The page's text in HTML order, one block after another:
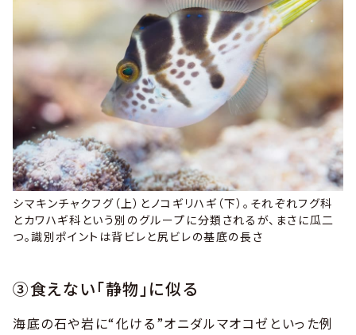
シマキンチャクフグ（上）とノコギリハギ（下）。それぞれフグ科
とカワハギ科という別のグループに分類されるが、まさに瓜二
つ。識別ポイントは背ビレと尻ビレの基底の長さ
③食えない「静物」に似る
海底の石や岩に“化ける”オニダルマオコゼといった例